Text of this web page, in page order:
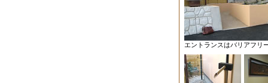
エントランスはバリアフリ